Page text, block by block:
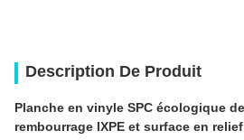
Description De Produit
Planche en vinyle SPC écologique
rembourrage IXPE et surface en